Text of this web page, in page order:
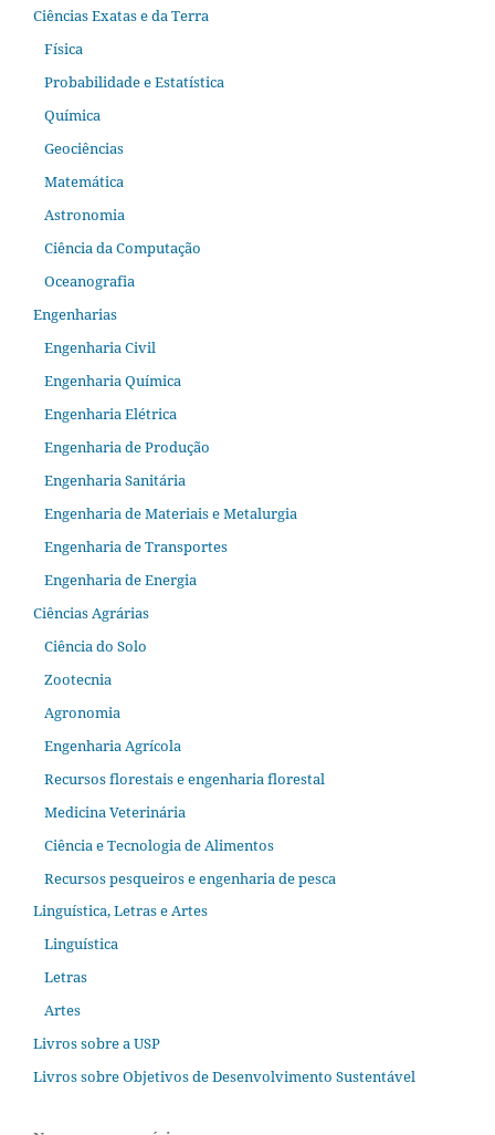
Ciências Exatas e da Terra
Física
Probabilidade e Estatística
Química
Geociências
Matemática
Astronomia
Ciência da Computação
Oceanografia
Engenharias
Engenharia Civil
Engenharia Química
Engenharia Elétrica
Engenharia de Produção
Engenharia Sanitária
Engenharia de Materiais e Metalurgia
Engenharia de Transportes
Engenharia de Energia
Ciências Agrárias
Ciência do Solo
Zootecnia
Agronomia
Engenharia Agrícola
Recursos florestais e engenharia florestal
Medicina Veterinária
Ciência e Tecnologia de Alimentos
Recursos pesqueiros e engenharia de pesca
Linguística, Letras e Artes
Linguística
Letras
Artes
Livros sobre a USP
Livros sobre Objetivos de Desenvolvimento Sustentável